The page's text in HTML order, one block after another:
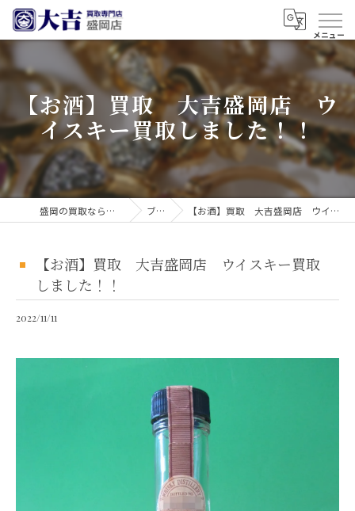
【お酒】買取 大吉盛岡店 ウ
イスキー買取しました！！
盛岡の買取なら買取大吉 盛岡店 ブログ 【お酒】買取 大吉盛岡店 ウイスキー買取しました！！
【お酒】買取 大吉盛岡店 ウイスキー買取
しました！！
2022/11/11